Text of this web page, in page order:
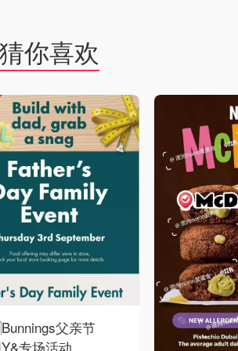
猜你喜欢
父亲节
专场活动